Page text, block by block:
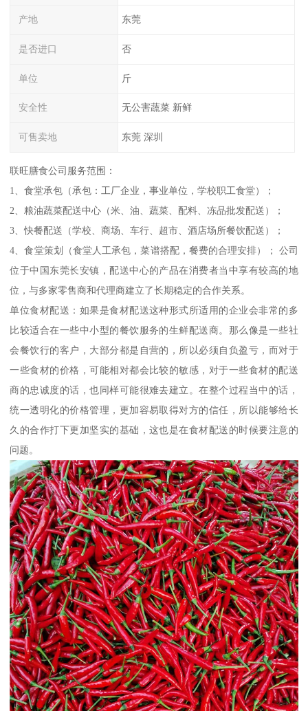
产地 东莞
是否进口 否
单位 斤
安全性 无公害蔬菜 新鲜
可售卖地 东莞 深圳
联旺膳食公司服务范围：
1、食堂承包（承包：工厂企业，事业单位，学校职工食堂）；
2、粮油蔬菜配送中心（米、油、蔬菜、配料、冻品批发配送）；
3、快餐配送（学校、商场、车行、超市、酒店场所餐饮配送）；
4、食堂策划（食堂人工承包，菜谱搭配，餐费的合理安排）； 公司
位于中国东莞长安镇，配送中心的产品在消费者当中享有较高的地
位，与多家零售商和代理商建立了长期稳定的合作关系。
单位食材配送：如果是食材配送这种形式所适用的企业会非常的多
比较适合在一些中小型的餐饮服务的生鲜配送商。那么像是一些社
会餐饮行的客户，大部分都是自营的，所以必须自负盈亏，而对于
一些食材的价格，可能相对都会比较的敏感，对于一些食材的配送
商的忠诚度的话，也同样可能很难去建立。在整个过程当中的话，
统一透明化的价格管理，更加容易取得对方的信任，所以能够给长
久的合作打下更加坚实的基础，这也是在食材配送的时候要注意的
问题。